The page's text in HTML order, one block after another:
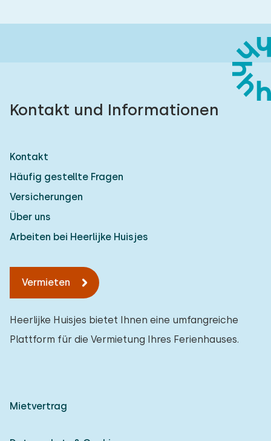
Kontakt und Informationen
Kontakt
Häufig gestellte Fragen
Versicherungen
Über uns
Arbeiten bei Heerlijke Huisjes
Vermieten
Heerlijke Huisjes bietet Ihnen eine umfangreiche
Plattform für die Vermietung Ihres Ferienhauses.
Mietvertrag